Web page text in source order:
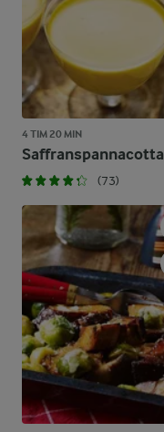
4 TIM 20 MIN
Saffranspannacotta
(73)